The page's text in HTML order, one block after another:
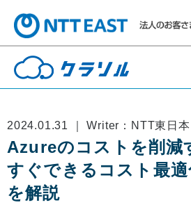
2024.01.31 ｜ Writer：NTT東日
Azureのコストを削減
すぐできるコスト最
を解説